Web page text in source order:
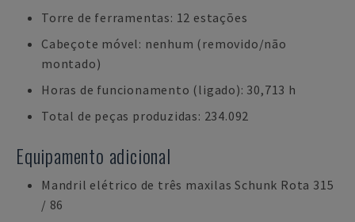
Torre de ferramentas: 12 estações
Cabeçote móvel: nenhum (removido/não
montado)
Horas de funcionamento (ligado): 30,713 h
Total de peças produzidas: 234.092
Equipamento adicional
Mandril elétrico de três maxilas Schunk Rota 315
/ 86